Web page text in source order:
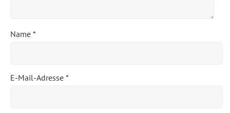
Name *
E-Mail-Adresse *